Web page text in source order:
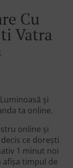
Cu
Vatra
și
ta online.
online și
ce dorești
1 minut noi
timpul de